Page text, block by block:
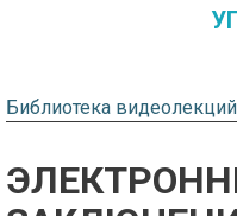
Библиотека видеолекций